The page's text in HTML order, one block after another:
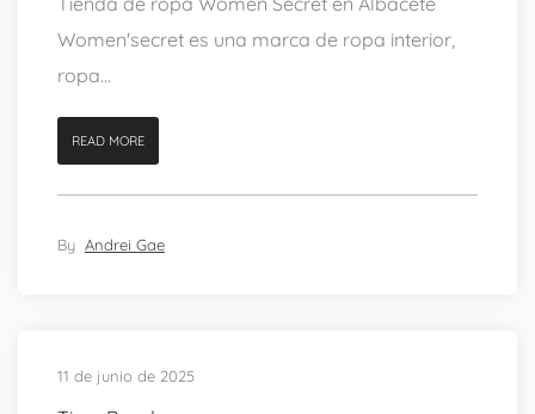
Women'secret es una marca de ropa interior,
ropa...
READ MORE
By Andrei Gae
11 de junio de 2025